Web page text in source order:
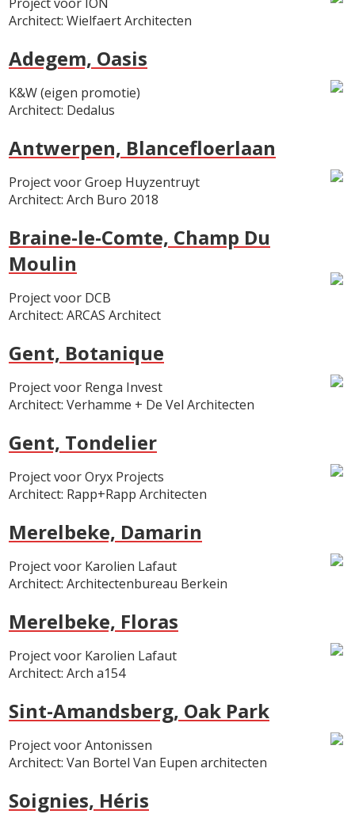
Architect: Wielfaert Architecten
Adegem, Oasis
K&W (eigen promotie)
Architect: Dedalus
Antwerpen, Blancefloerlaan
Project voor Groep Huyzentruyt
Architect: Arch Buro 2018
Braine-le-Comte, Champ Du
Moulin
Project voor DCB
Architect: ARCAS Architect
Gent, Botanique
Project voor Renga Invest
Architect: Verhamme + De Vel Architecten
Gent, Tondelier
Project voor Oryx Projects
Architect: Rapp+Rapp Architecten
Merelbeke, Damarin
Project voor Karolien Lafaut
Architect: Architectenbureau Berkein
Merelbeke, Floras
Project voor Karolien Lafaut
Architect: Arch a154
Sint-Amandsberg, Oak Park
Project voor Antonissen
Architect: Van Bortel Van Eupen architecten
Soignies, Héris